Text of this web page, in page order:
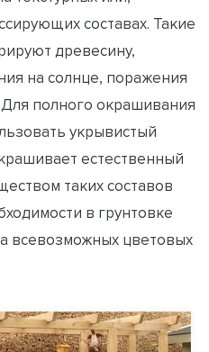
составах. Такие
древесину,
на солнце, поражения
полного окрашивания
укрывистый
естественный
таких составов
в грунтовке
всевозможных цветовых